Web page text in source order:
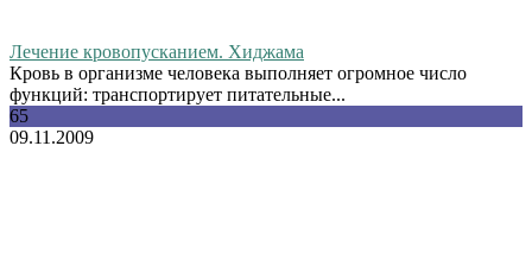
Лечение кровопусканием. Хиджама
Кровь в организме человека выполняет огромное число
функций: транспортирует питательные...
65
09.11.2009